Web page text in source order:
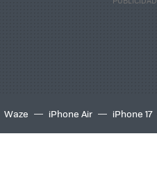
Waze iPhone Air iPhone 17